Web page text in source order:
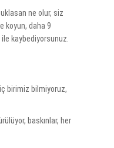
ne olur, siz
koyun, daha 9
kaybediyorsunuz.
birimiz bilmiyoruz,
baskınlar, her